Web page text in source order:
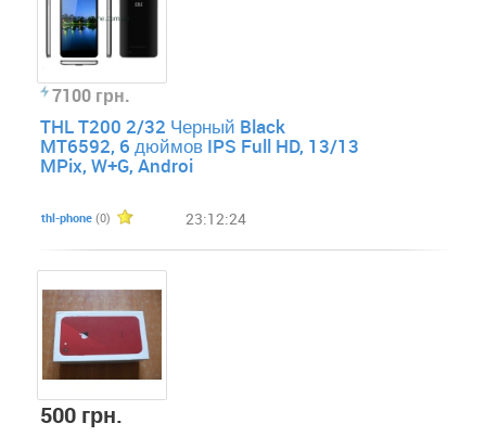
7100 грн.
THL T200 2/32 Черный Black
MT6592, 6 дюймов IPS Full HD, 13/13
MPix, W+G, Androi
thl-phone (0) 23:12:24
500 грн.